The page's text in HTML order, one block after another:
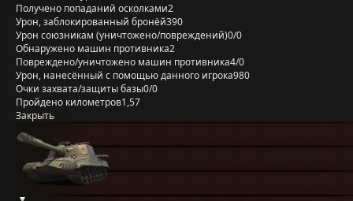
Получено попаданий осколками2
Урон, заблокированный бронёй390
Урон союзникам (уничтожено/повреждений)0/0
Обнаружено машин противника2
Повреждено/уничтожено машин противника4/0
Урон, нанесённый с помощью данного игрока980
Очки захвата/защиты базы0/0
Пройдено километров1,57
Закрыть